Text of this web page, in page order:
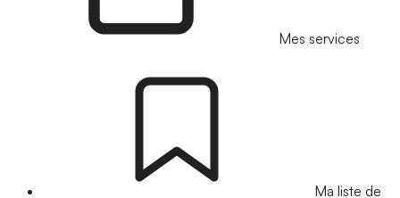
Mes services
Ma liste de